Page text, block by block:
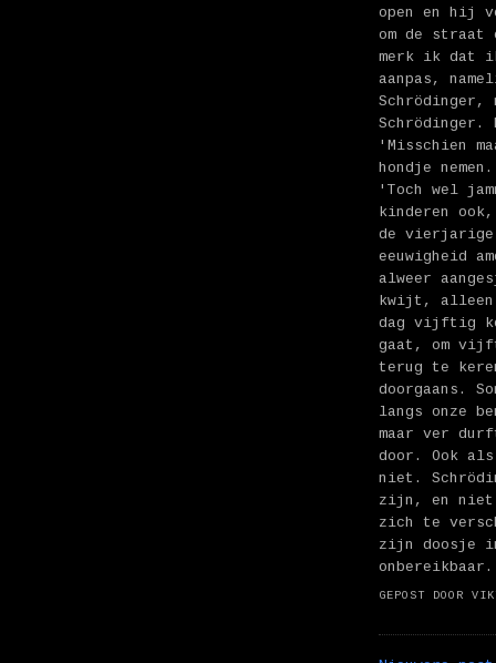
open en hij
om de
merk ik dat
aanpas,
Schrödinger,
Schrödinger.
'Misschien
hondje
'Toch wel
kinderen
de
eeuwigheid
alweer
kwijt, alleen
dag vijftig
gaat, om
terug te
doorgaans.
langs onze
maar ver
door. Ook
niet.
zijn, en niet
zich te
zijn doosje
GEPOST DOOR